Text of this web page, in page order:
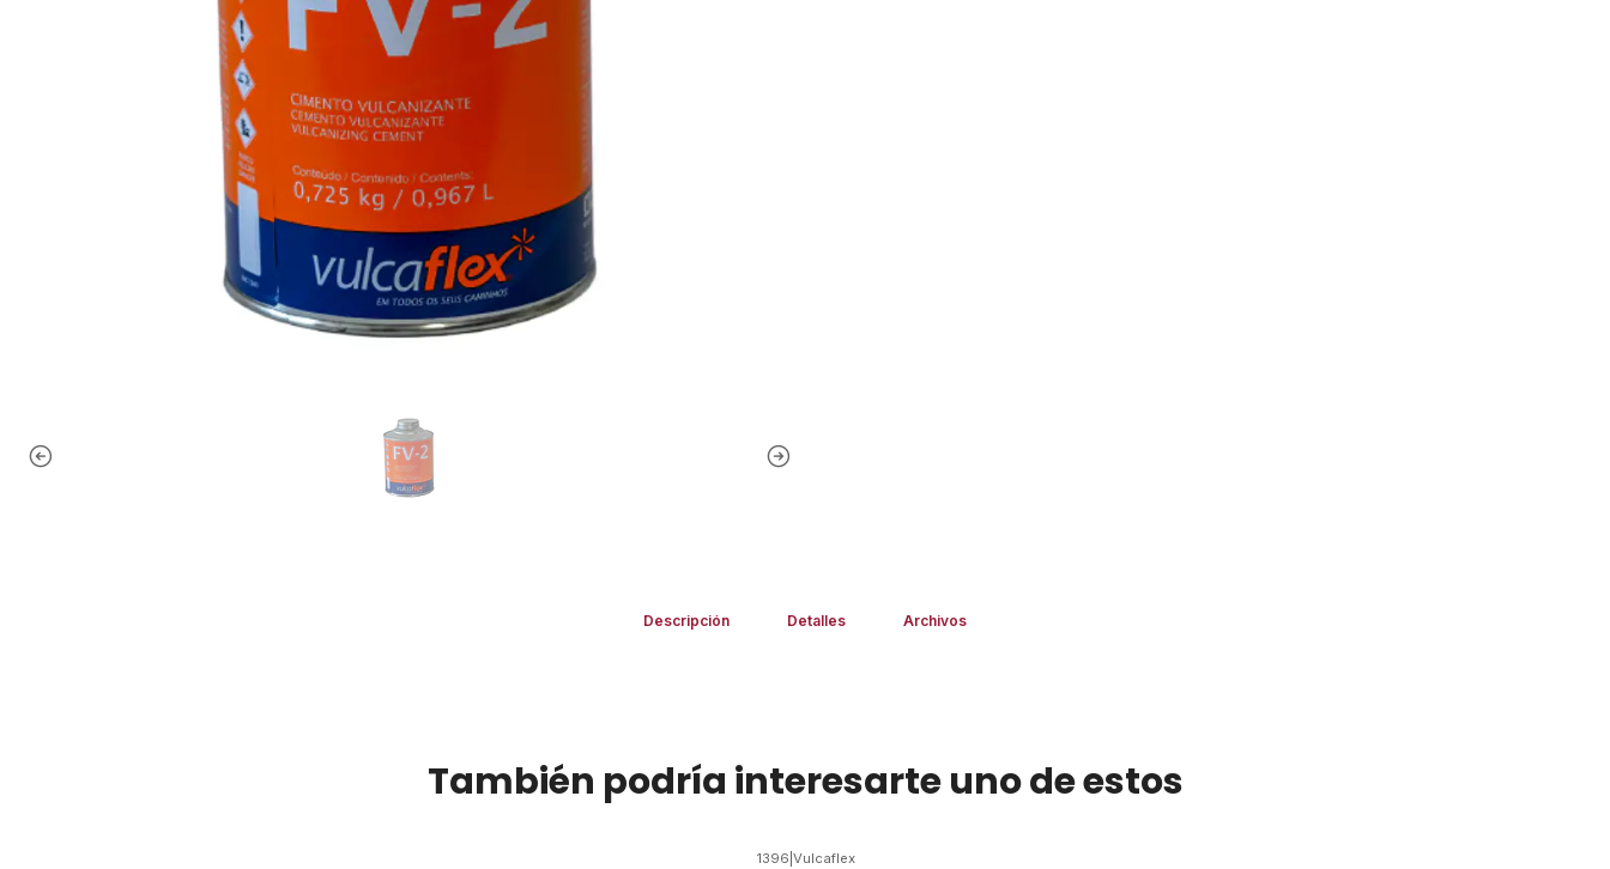
Descripción Detalles Archivos
También podría interesarte uno de estos
1396 Vulcaflex